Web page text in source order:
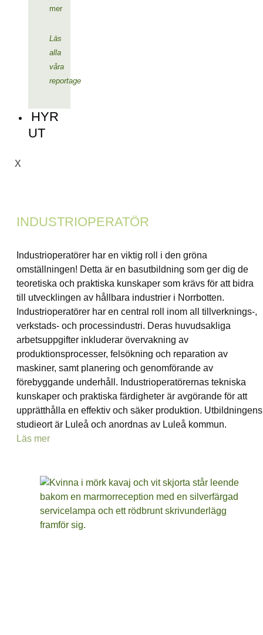
mer
Läs
alla
våra
reportage
HYR
UT
X
INDUSTRIOPERATÖR
Industrioperatörer har en viktig roll i den gröna
omställningen! Detta är en basutbildning som ger dig de
teoretiska och praktiska kunskaper som krävs för att bidra
till utvecklingen av hållbara industrier i Norrbotten.
Industrioperatörer har en central roll inom all tillverknings-,
verkstads- och processindustri. Deras huvudsakliga
arbetsuppgifter inkluderar övervakning av
produktionsprocesser, felsökning och reparation av
maskiner, samt planering och genomförande av
förebyggande underhåll. Industrioperatörernas tekniska
kunskaper och praktiska färdigheter är avgörande för att
upprätthålla en effektiv och säker produktion. Utbildningens
studieort är Luleå och anordnas av Luleå kommun.
Läs mer